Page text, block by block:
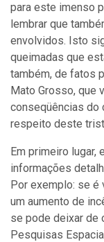
para este imenso
lembrar que
envolvidos. Isto
queimadas que
também, de fatos
Mato Grosso, que
conseqüências do
respeito deste
Em primeiro lugar,
informações
Por exemplo: se é
um aumento de
se pode deixar de
Pesquisas